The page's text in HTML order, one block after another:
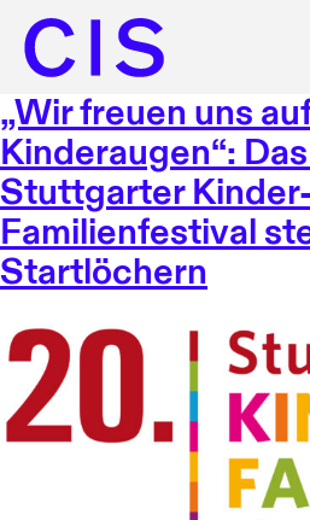
„Wir freuen uns
Kinderaugen“:
Stuttgarter
Familienfestival
Startlöchern